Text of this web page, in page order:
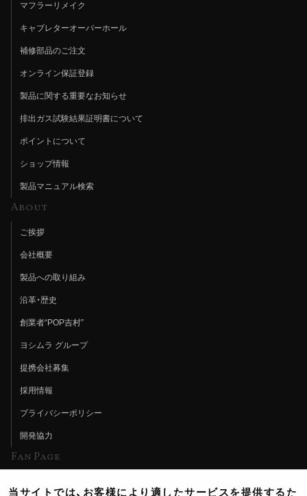
マフラーリメイク
キャブレターオーバーホール
補修部品のご注文
オンライン保証登録
製品に関する重要なお知らせ
排出ガス試験結果証明書について
ポイントについて
ショップ情報
製品マニュアル検索
About
ご挨拶
会社概要
製品への取り組み
沿革・歴史
創業者“POP吉村”
ヨシムラ グループ
提携会社募集
採用情報
プライバシーポリシー
開発協力
Fan Page
当サイトでは、お客様により適したサービスを提供するた